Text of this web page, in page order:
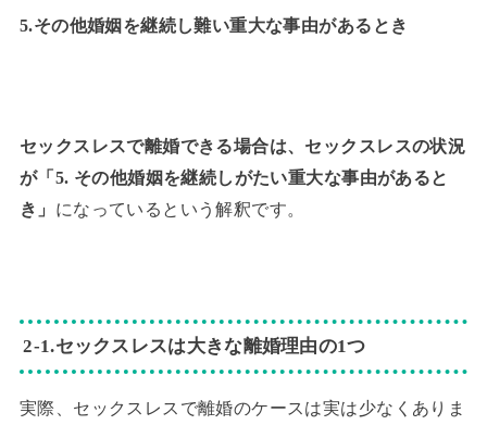
5.その他婚姻を継続し難い重大な事由があるとき
セックスレスで離婚できる場合は、セックスレスの状況
が「5. その他婚姻を継続しがたい重大な事由があると
き」 になっているという解釈です。
2‐1.セックスレスは大きな離婚理由の1つ
実際、セックスレスで離婚のケースは実は少なくありま